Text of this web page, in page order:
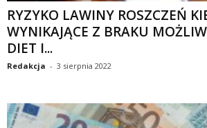
RYZYKO LAWINY ROSZCZEŃ
WYNIKAJĄCE Z BRAKU
DIET I...
Redakcja - 3 sierpnia 2022